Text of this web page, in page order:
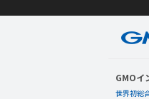
GMOイ
世界初総